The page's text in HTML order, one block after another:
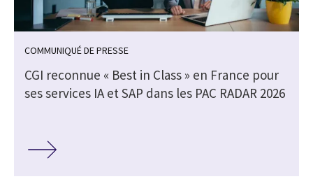
COMMUNIQUÉ DE PRESSE
CGI reconnue « Best in Class » en France pour
ses services IA et SAP dans les PAC RADAR 2026